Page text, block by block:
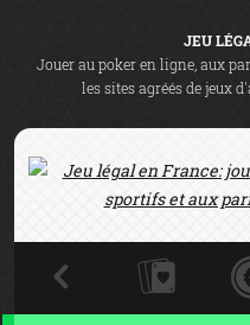
JEU
Jouer au poker en ligne, aux
les sites agréés de jeux